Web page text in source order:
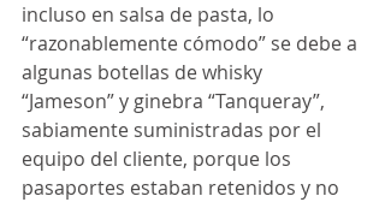
incluso en salsa de pasta, lo
“razonablemente cómodo” se debe a
algunas botellas de whisky
“Jameson” y ginebra “Tanqueray”,
sabiamente suministradas por el
equipo del cliente, porque los
pasaportes estaban retenidos y no